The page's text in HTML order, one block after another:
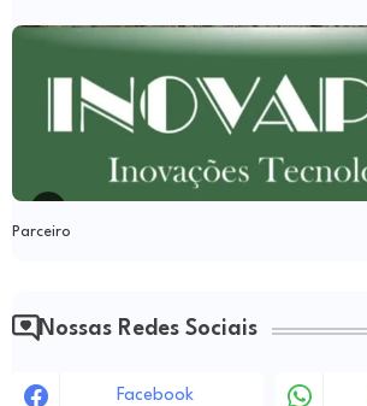
Parceiro
Nossas Redes Sociais
Facebook